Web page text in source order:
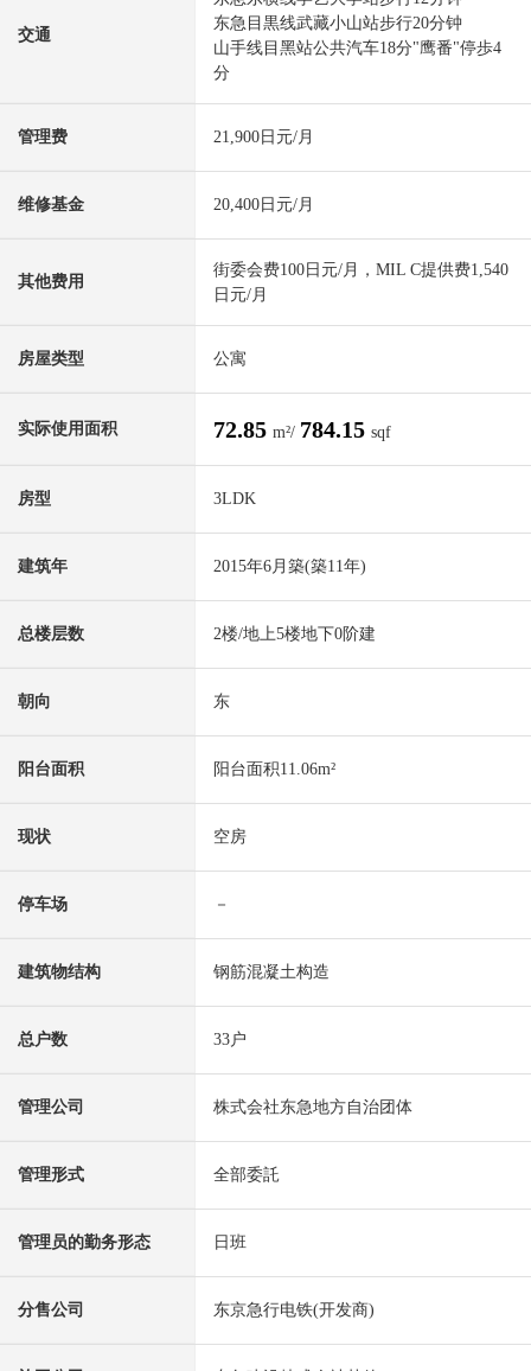
交通
东急目黒线武藏小山站步行20分钟
山手线目黑站公共汽车18分"鹰番"停歩4
分
管理费 21,900日元/月
维修基金 20,400日元/月
其他费用
街委会费100日元/月，MIL C提供费1,540
日元/月
房屋类型 公寓
实际使用面积 72.85 m²/ 784.15 sqf
房型 3LDK
建筑年 2015年6月築(築11年)
总楼层数 2楼/地上5楼地下0阶建
朝向 东
阳台面积 阳台面积11.06m²
现状 空房
停车场 －
建筑物结构 钢筋混凝土构造
总户数 33户
管理公司 株式会社东急地方自治团体
管理形式 全部委託
管理员的勤务形态 日班
分售公司 东京急行电铁(开发商)